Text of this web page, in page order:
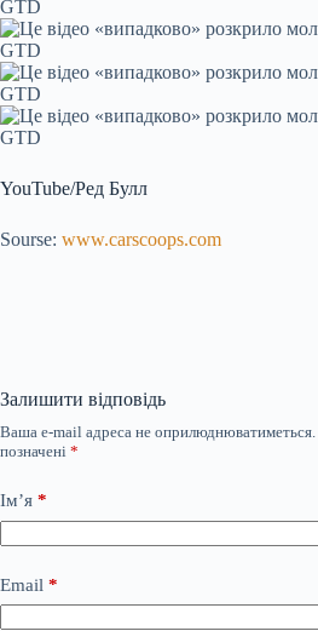
YouTube/Ред Булл
Sourse: www.carscoops.com
Залишити відповідь
Ваша e-mail адреса не оприлюднюватиметься.
позначені *
Ім’я *
Email *